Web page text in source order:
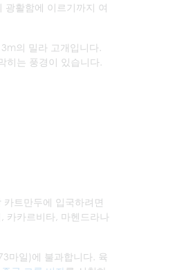
광활함에 이르기까지 여
의 밀라 고개입니다.
히는 풍경이 있습니다.
트만두에 입국하려면
카카르비타, 마헨드라나
마일)에 불과합니다. 육